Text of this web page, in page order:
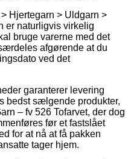
Hjertegarn > Uldgarn >
er naturligvis virkelig
bruge varerne med det
afgørende at du
ved det
garanterer levering
bedst sælgende produkter,
– fv 526 Tofarvet, der dog
før et fastslået
for at nå at få pakken
tager hjem.